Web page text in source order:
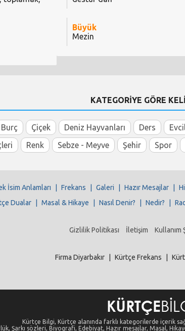
Büyük
Mezin
KATEGORİYE GÖRE
Burç Çiçek Deniz Hayvanları Ders
Renk Sebze - Meyve Şehir Spor
İsim Anlamları Frekans Galeri Hazır Mesajlar
Dualar Masal & Hikaye Nasıl Denir? Nedir?
Gizlilik Politikası İletişim Kullanım
Firma Diyarbakır Kürtçe Frekans
Kürtçe Bilgi, Kürtçe alanında farklı kategorilerde içerik
Şarkı sözleri, Biyografi, Edebiyat, Hazır mesajlar, Masal,